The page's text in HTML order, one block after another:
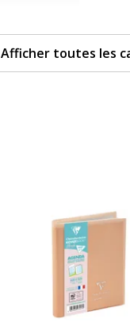
Afficher toutes les